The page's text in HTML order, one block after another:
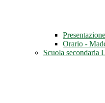
Orario -
Scuola secondaria